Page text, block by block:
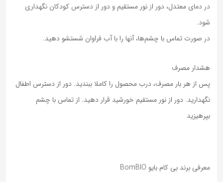
در دمای معتدل، دور از نور مستقیم و دور از دسترس کودکان نگهداری
شود.
در صورت تماس با چشم‌ها، آنها را با آب فراوان شستشو دهید.
هشدار مصرف
پس از هر بار مصرف، درب محصول را کاملا ببندید. دور از دسترس اطفال
نگهدارید. دور از نور مستقیم خورشید قرار دهید. از تماس با چشم
بپرهیزید
معرفی برند بی کام بایو BomBIO